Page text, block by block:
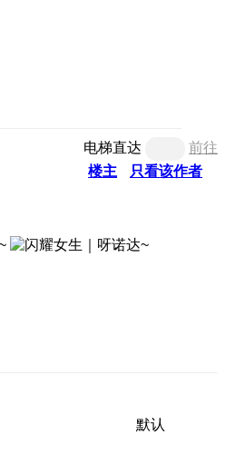
电梯直达
前往
楼主
只看该作者
默认